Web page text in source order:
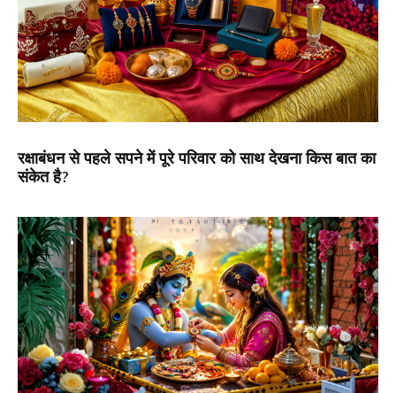
रक्षाबंधन से पहले सपने में पूरे परिवार को साथ देखना किस बात का
संकेत है?